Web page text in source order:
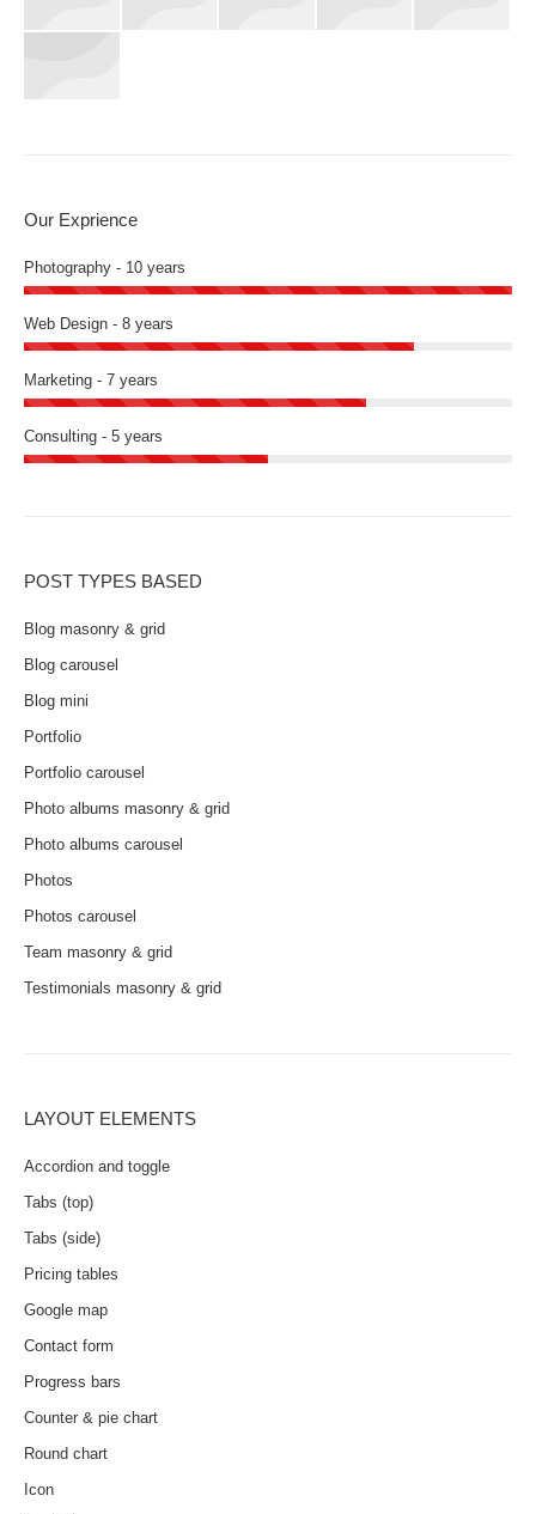
Our Exprience
Photography - 10 years
Web Design - 8 years
Marketing - 7 years
Consulting - 5 years
POST TYPES BASED
Blog masonry & grid
Blog carousel
Blog mini
Portfolio
Portfolio carousel
Photo albums masonry & grid
Photo albums carousel
Photos
Photos carousel
Team masonry & grid
Testimonials masonry & grid
LAYOUT ELEMENTS
Accordion and toggle
Tabs (top)
Tabs (side)
Pricing tables
Google map
Contact form
Progress bars
Counter & pie chart
Round chart
Icon